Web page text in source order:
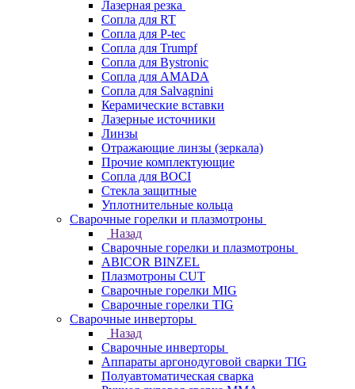
Лазерная резка
Сопла для RT
Сопла для P-tec
Сопла для Trumpf
Сопла для Bystronic
Сопла для AMADA
Сопла для Salvagnini
Керамические вставки
Лазерные источники
Линзы
Отражающие линзы (зеркала)
Прочие комплектующие
Сопла для BOCI
Стекла защитные
Уплотнительные кольца
Сварочные горелки и плазмотроны
Назад
Сварочные горелки и плазмотроны
ABICOR BINZEL
Плазмотроны CUT
Сварочные горелки MIG
Сварочные горелки TIG
Сварочные инверторы
Назад
Сварочные инверторы
Аппараты аргонодуговой сварки TIG
Полуавтоматическая сварка